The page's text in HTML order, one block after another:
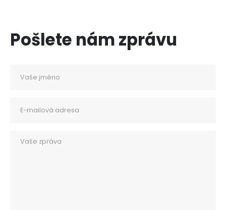
Pošlete nám zprávu